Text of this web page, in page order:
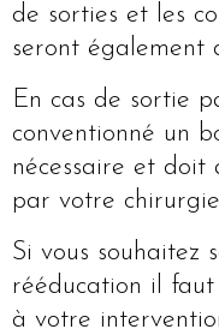
de sorties et les
seront également
En cas de sortie
conventionné un
nécessaire et
par votre
Si vous souhaitez
rééducation il
à votre